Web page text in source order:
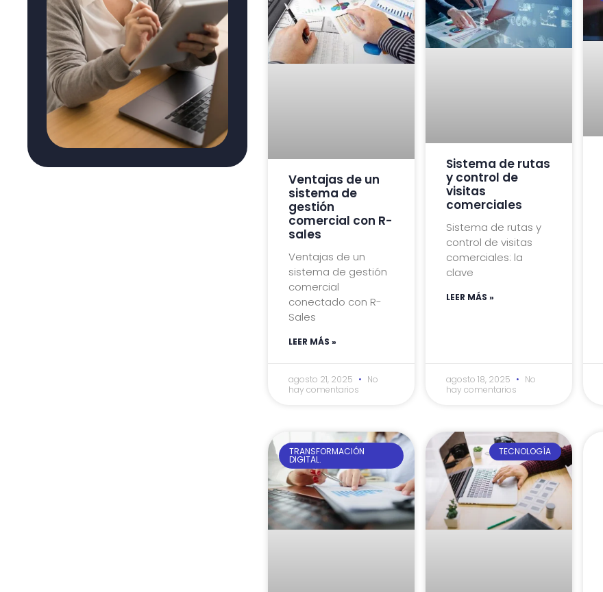
Ventajas de un
sistema de
gestión
comercial con R-
sales
Ventajas de un
sistema de gestión
comercial
conectado con R-
Sales
LEER MÁS »
agosto 21, 2025
No
hay comentarios
Sistema de rutas
y control de
visitas
comerciales
Sistema de rutas y
control de visitas
comerciales: la
clave
LEER MÁS »
agosto 18, 2025
No
hay comentarios
TRANSFORMACIÓN
DIGITAL.
TECNOLOGÍA